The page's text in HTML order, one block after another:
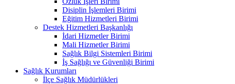
Disiplin İşlemleri Birimi
Eğitim Hizmetleri Birimi
Destek Hizmetleri Başkanlığı
İdari Hizmetler Birimi
Mali Hizmetler Birimi
Sağlık Bilgi Sistemleri Birimi
İş Sağlığı ve Güvenliği Birimi
Sağlık Kurumları
İlçe Sağlık Müdürlükleri